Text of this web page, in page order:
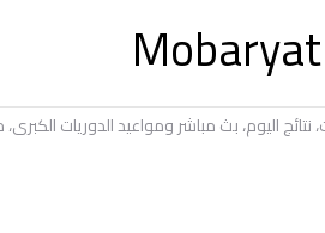
نتائج اليوم، بث مباشر ومواعيد